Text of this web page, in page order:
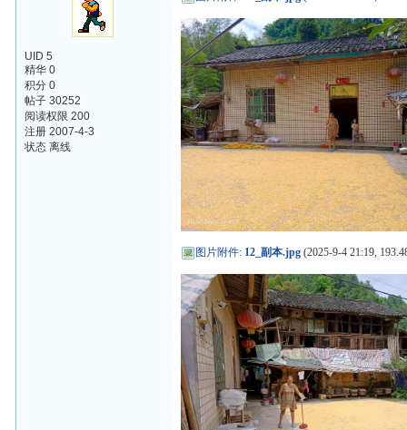
UID 5
精华 0
积分 0
帖子 30252
阅读权限 200
注册 2007-4-3
状态 离线
图片附件: 12_副本.jpg (2025-9-4 21:19,